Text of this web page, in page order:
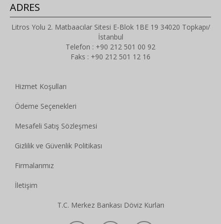
ADRES
Litros Yolu 2. Matbaacılar Sitesi E-Blok 1BE 19 34020 Topkapı/
İstanbul
Telefon : +90 212 501 00 92
Faks : +90 212 501 12 16
Hizmet Koşulları
Ödeme Seçenekleri
Mesafeli Satış Sözleşmesi
Gizlilik ve Güvenlik Politikası
Firmalarımız
İletişim
T.C. Merkez Bankası Döviz Kurları